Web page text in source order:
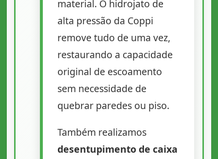
material. O hidrojato de
alta pressão da Coppi
remove tudo de uma vez,
restaurando a capacidade
original de escoamento
sem necessidade de
quebrar paredes ou piso.
Também realizamos
desentupimento de caixa